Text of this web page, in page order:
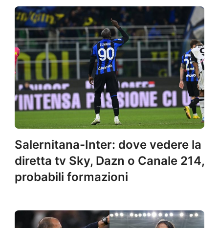
Salernitana-Inter: dove vedere la
diretta tv Sky, Dazn o Canale 214,
probabili formazioni